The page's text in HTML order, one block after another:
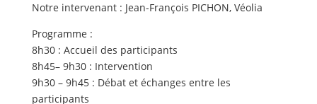
Notre intervenant : Jean-François PICHON, Véolia
Programme :
8h30 : Accueil des participants
8h45– 9h30 : Intervention
9h30 – 9h45 : Débat et échanges entre les
participants